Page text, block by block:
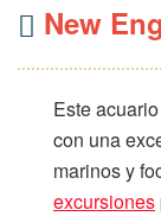
New
Este
con una
marinos y
excursiones